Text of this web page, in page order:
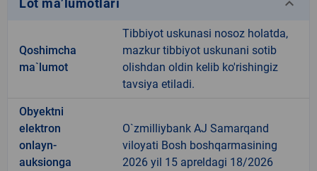
Lot ma’lumotlari
Qoshimcha
ma`lumot
Tibbiyot uskunasi nosoz holatda,
mazkur tibbiyot uskunani sotib
olishdan oldin kelib ko'rishingiz
tavsiya etiladi.
Obyektni
elektron
onlayn-
auksionga
O`zmilliybank AJ Samarqand
viloyati Bosh boshqarmasining
2026 yil 15 apreldagi 18/2026